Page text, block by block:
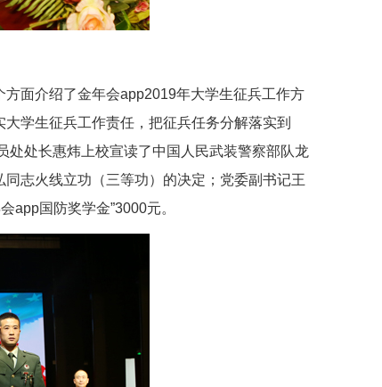
面介绍了金年会app2019年大学生征兵工作方
学生征兵工作责任，把征兵任务分解落实到
处处长惠炜上校宣读了中国人民武装警察部队龙
同志火线立功（三等功）的决定；党委副书记王
app国防奖学金”3000元。